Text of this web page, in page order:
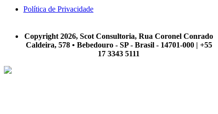
Política de Privacidade
Copyright 2026, Scot Consultoria, Rua Coronel Conrado
Caldeira, 578 • Bebedouro - SP - Brasil - 14701-000 | +55
17 3343 5111